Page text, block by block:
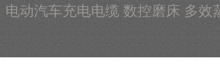
电动汽车充电电缆 数控磨床 多效